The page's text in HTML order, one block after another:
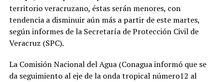
Mediante un operativo de búsqueda detuvieron a Juan
José “N” y José “N” en la Revolución cuando iban a bordo
de un Nissan Tsuru modalidad taxi, número económico
XL-1646, placas A-831-XCG, después de que
participarán en el robo de una casa-habitación en el
municipio de Banderilla;
de tu familia. El homicida
sigue libre y operando en
las carreteras”, expresó un
familiar, exigiendo justicia.
territorio veracruzano, éstas serán menores, con
tendencia a disminuir aún más a partir de este martes,
según informes de la Secretaría de Protección Civil de
Veracruz (SPC).
La Comisión Nacional del Agua (Conagua informó que se
da seguimiento al eje de la onda tropical número12 al